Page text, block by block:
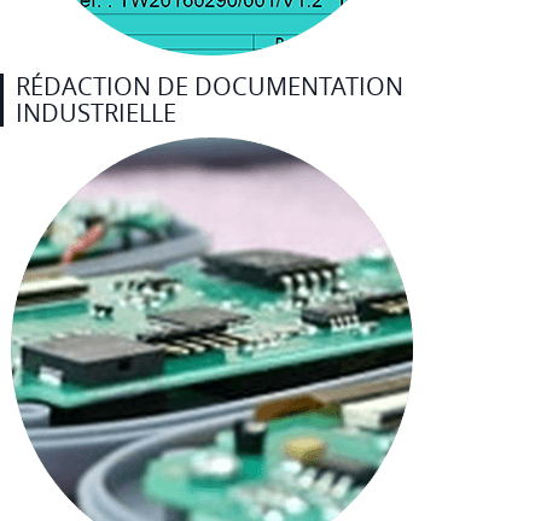
RÉDACTION DE DOCUMENTATION
INDUSTRIELLE